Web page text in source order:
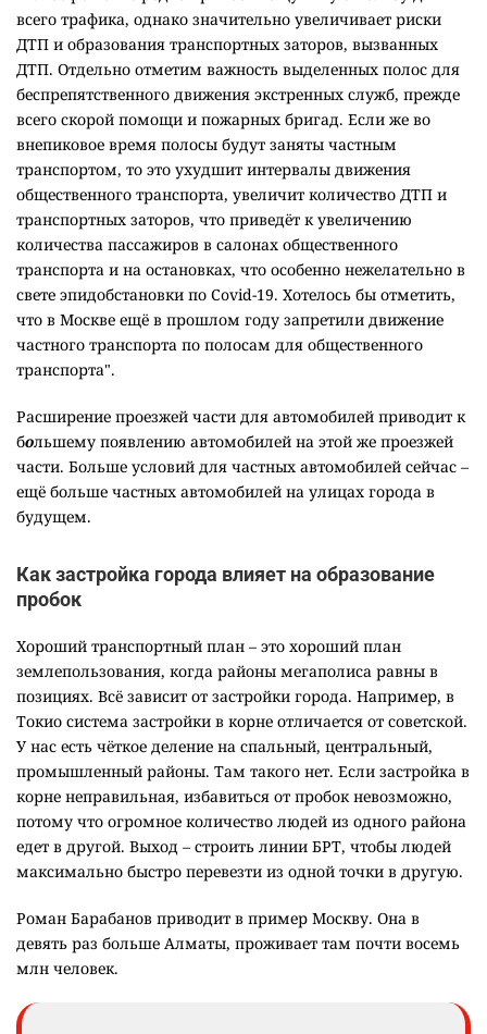
всего трафика, однако значительно увеличивает риски
ДТП и образования транспортных заторов, вызванных
ДТП. Отдельно отметим важность выделенных полос для
беспрепятственного движения экстренных служб, прежде
всего скорой помощи и пожарных бригад. Если же во
внепиковое время полосы будут заняты частным
транспортом, то это ухудшит интервалы движения
общественного транспорта, увеличит количество ДТП и
транспортных заторов, что приведёт к увеличению
количества пассажиров в салонах общественного
транспорта и на остановках, что особенно нежелательно в
свете эпидобстановки по Covid-19. Хотелось бы отметить,
что в Москве ещё в прошлом году запретили движение
частного транспорта по полосам для общественного
транспорта".
Расширение проезжей части для автомобилей приводит к
большему появлению автомобилей на этой же проезжей
части. Больше условий для частных автомобилей сейчас –
ещё больше частных автомобилей на улицах города в
будущем.
Как застройка города влияет на образование
пробок
Хороший транспортный план – это хороший план
землепользования, когда районы мегаполиса равны в
позициях. Всё зависит от застройки города. Например, в
Токио система застройки в корне отличается от советской.
У нас есть чёткое деление на спальный, центральный,
промышленный районы. Там такого нет. Если застройка в
корне неправильная, избавиться от пробок невозможно,
потому что огромное количество людей из одного района
едет в другой. Выход – строить линии БРТ, чтобы людей
максимально быстро перевезти из одной точки в другую.
Роман Барабанов приводит в пример Москву. Она в
девять раз больше Алматы, проживает там почти восемь
млн человек.